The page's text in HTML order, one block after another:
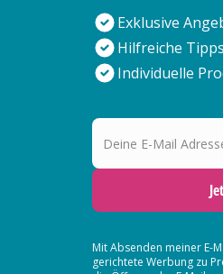
Exklusive
Hilfreiche
Individuelle
Deine E-Mail
Mit Absenden meiner E-
gerichtete Werbung zu